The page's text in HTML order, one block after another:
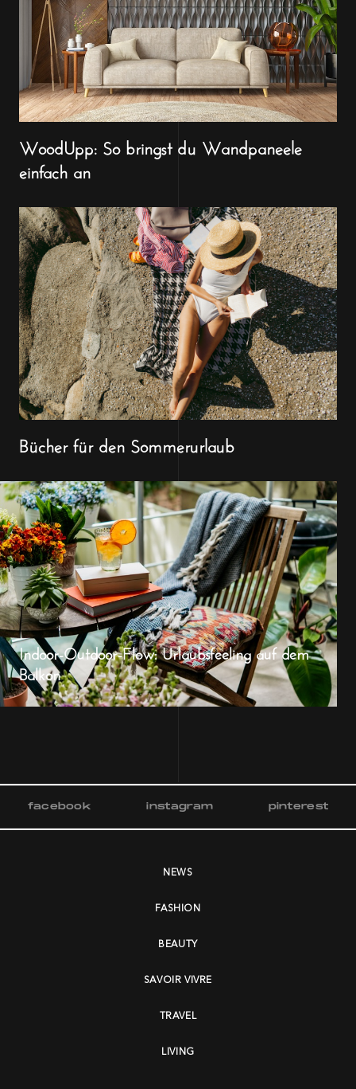
WoodUpp: So bringst du Wandpaneele
einfach an
Bücher für den Sommerurlaub
Indoor-Outdoor-Flow: Urlaubsfeeling auf dem
Balkon
facebook instagram pinterest
NEWS
FASHION
BEAUTY
SAVOIR VIVRE
TRAVEL
LIVING